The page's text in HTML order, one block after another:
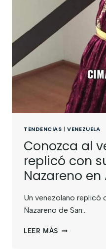
TENDENCIAS |VENEZUELA
Conozca al
replicó con
Nazareno
Un venezolano replicó
Nazareno de San…
LEER MÁS